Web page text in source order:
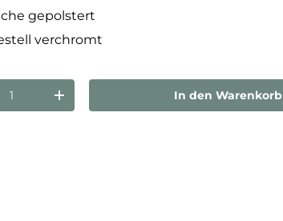
gepolstert
verchromt
verringernMenge erhöhen In den Warenkorb